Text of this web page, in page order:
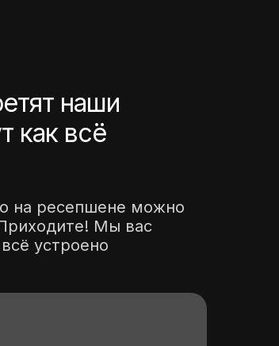
наши
как всё
на ресепшене можно
Мы вас
устроено